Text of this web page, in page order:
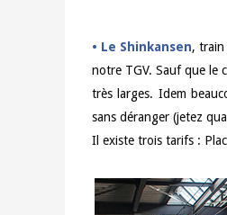
• Le Shinkansen, train
notre TGV. Sauf que le
très larges. Idem
sans déranger (jetez
Il existe trois tarifs :